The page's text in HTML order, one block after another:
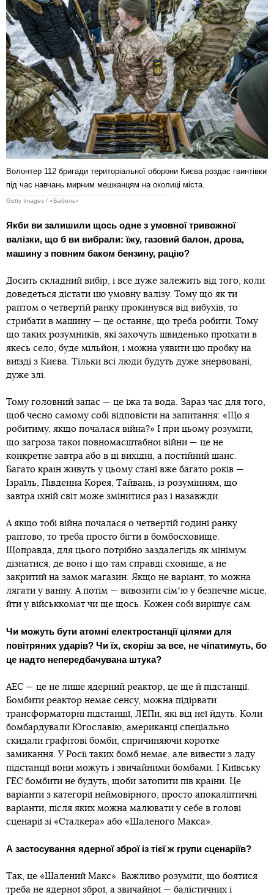
Волонтер 112 бригади територіальної оборони Києва роздає гвинтівки
під час навчань мирним мешканцям на околиці міста.
Getty Images / «Бабель»
Якби ви залишили щось одне з умовної тривожної
валізки, що б ви вибрали: їжу, газовий балон, дрова,
машину з повним баком бензину, рацію?
Досить складний вибір, і все дуже залежить від того, коли
доведеться дістати цю умовну валізу. Тому що як ти
раптом о четвертій ранку прокинувся від вибухів, то
стрибати в машину — це останнє, що треба робити. Тому
що таких розумників, які захочуть швиденько проїхати в
якесь село, буде мільйон, і можна уявити цю пробку на
виїзді з Києва. Тільки всі люди будуть дуже знервовані,
дуже злі.
Тому головний запас — це їжа та вода. Зараз час для того,
щоб чесно самому собі відповісти на запитання: «Що я
робитиму, якщо почалася війна?» І при цьому розуміти,
що загроза такої повномасштабної війни — це не
конкретне завтра або в ці вихідні, а постійний шанс.
Багато країн живуть у цьому стані вже багато років —
Ізраїль, Південна Корея, Тайвань, із розумінням, що
завтра їхній світ може змінитися раз і назавжди.
А якщо тобі війна почалася о четвертій годині ранку
раптово, то треба просто бігти в бомбосховище.
Щоправда, для цього потрібно заздалегідь як мінімум
дізнатися, де воно і що там справді сховище, а не
закритий на замок магазин. Якщо не варіант, то можна
лягати у ванну. А потім — вивозити сімʼю у безпечне місце,
йти у військкомат чи ще щось. Кожен собі вирішує сам.
Чи можуть бути атомні електростанції цілями для
повітряних ударів? Чи їх, скоріш за все, не чіпатимуть, бо
це надто непередбачувана штука?
АЕС — це не лише ядерний реактор, це ще й підстанції.
Бомбити реактор немає сенсу, можна підірвати
трансформаторні підстанції, ЛЕПи, які від неї йдуть. Коли
бомбардували Югославію, американці спеціально
скидали графітові бомби, спричиняючи коротке
замикання. У Росії таких бомб немає, але вивести з ладу
підстанції вони можуть і звичайними бомбами. І Київську
ГЕС бомбити не будуть, щоби затопити пів країни. Це
варіанти з категорії неймовірного, просто апокаліптичні
варіанти, після яких можна малювати у себе в голові
сценарії зі «Сталкера» або «Шаленого Макса».
А застосування ядерної зброї із тієї ж групи сценаріїв?
Так, це «Шалений Макс». Важливо розуміти, що боятися
треба не ядерної зброї, а звичайної — балістичних і